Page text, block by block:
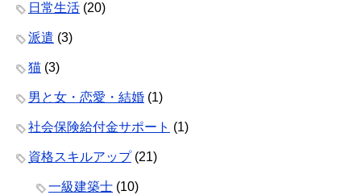
日常生活 (20)
派遣 (3)
猫 (3)
男と女・恋愛・結婚 (1)
社会保険給付金サポート (1)
資格スキルアップ(21)
一級建築士 (10)